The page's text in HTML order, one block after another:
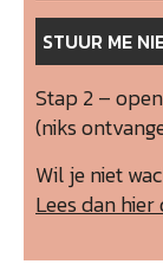
Stap 2 –
(niks
Wil je niet
Lees dan